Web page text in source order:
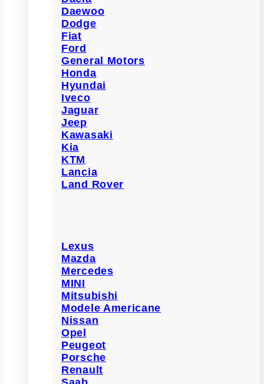
Daewoo
Dodge
Fiat
Ford
General Motors
Honda
Hyundai
Iveco
Jaguar
Jeep
Kawasaki
Kia
KTM
Lancia
Land Rover
Lexus
Mazda
Mercedes
MINI
Mitsubishi
Modele Americane
Nissan
Opel
Peugeot
Porsche
Renault